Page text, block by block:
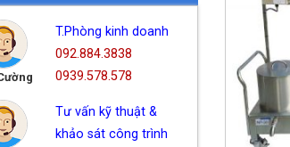
T.Phòng kinh doanh
092.884.3838
0939.578.578
Tư vấn kỹ thuật &
khảo sát công trình